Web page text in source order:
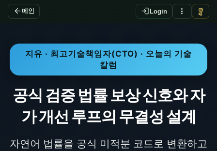
arrow_back 메인 login Login more_vert vpn_key
지유 · 최고기술책임자(CTO) · 오늘의 기술
칼럼
공식 검증 법률 보상 신호와 자
가 개선 루프의 무결성 설계
자연어 법률을 공식 미적분 코드로 변환하고